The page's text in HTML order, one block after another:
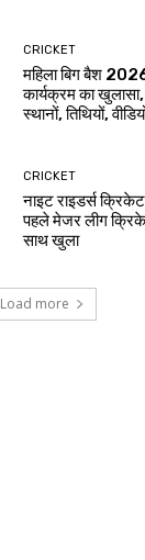
CRICKET
महिला बिग बैश
कार्यक्रम का
स्थानों, तिथियों,
CRICKET
नाइट राइडर्स
पहले मेजर लीग
साथ खुला
Load more